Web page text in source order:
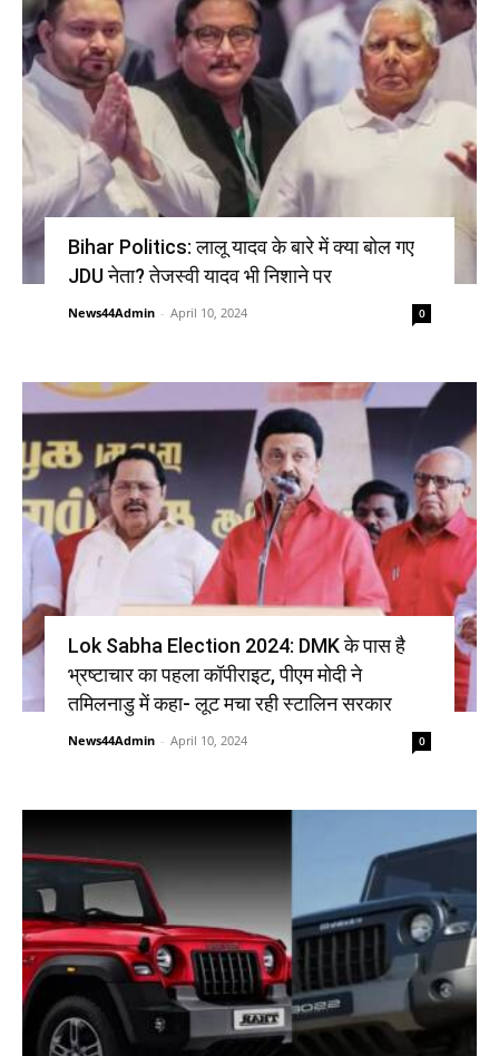
Bihar Politics: लालू यादव के बारे में क्या बोल गए
JDU नेता? तेजस्वी यादव भी निशाने पर
News44Admin - April 10, 2024 0
Lok Sabha Election 2024: DMK के पास है
भ्रष्टाचार का पहला कॉपीराइट, पीएम मोदी ने
तमिलनाडु में कहा- लूट मचा रही स्टालिन सरकार
News44Admin - April 10, 2024 0